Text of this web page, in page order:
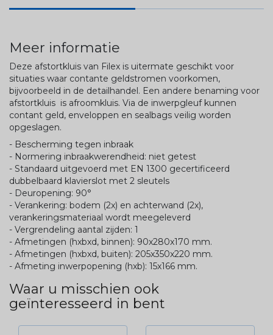
Meer informatie
Deze afstortkluis van Filex is uitermate geschikt voor
situaties waar contante geldstromen voorkomen,
bijvoorbeeld in de detailhandel. Een andere benaming voor
afstortkluis is afroomkluis. Via de inwerpgleuf kunnen
contant geld, enveloppen en sealbags veilig worden
opgeslagen.
- Bescherming tegen inbraak
- Normering inbraakwerendheid: niet getest
- Standaard uitgevoerd met EN 1300 gecertificeerd
dubbelbaard klavierslot met 2 sleutels
- Deuropening: 90°
- Verankering: bodem (2x) en achterwand (2x),
verankeringsmateriaal wordt meegeleverd
- Vergrendeling aantal zijden: 1
- Afmetingen (hxbxd, binnen): 90x280x170 mm.
- Afmetingen (hxbxd, buiten): 205x350x220 mm.
- Afmeting inwerpopening (hxb): 15x166 mm.
Waar u misschien ook
geïnteresseerd in bent